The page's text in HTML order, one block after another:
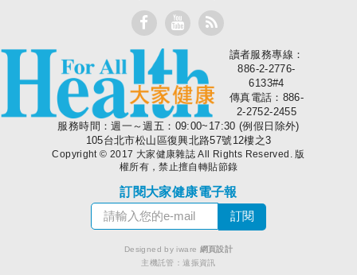
大家健康
讀者服務專線：
886-2-2776-
6133#4
傳真電話：886-
2-2752-2455
服務時間：週一～週五：09:00~17:30 (例假日除外)
105台北市松山區復興北路57號12樓之3
Copyright © 2017 大家健康雜誌 All Rights Reserved. 版
權所有，禁止擅自轉貼節錄
訂閱大家健康電子報
Designed by iware 網頁設計
主機託管：遠振資訊